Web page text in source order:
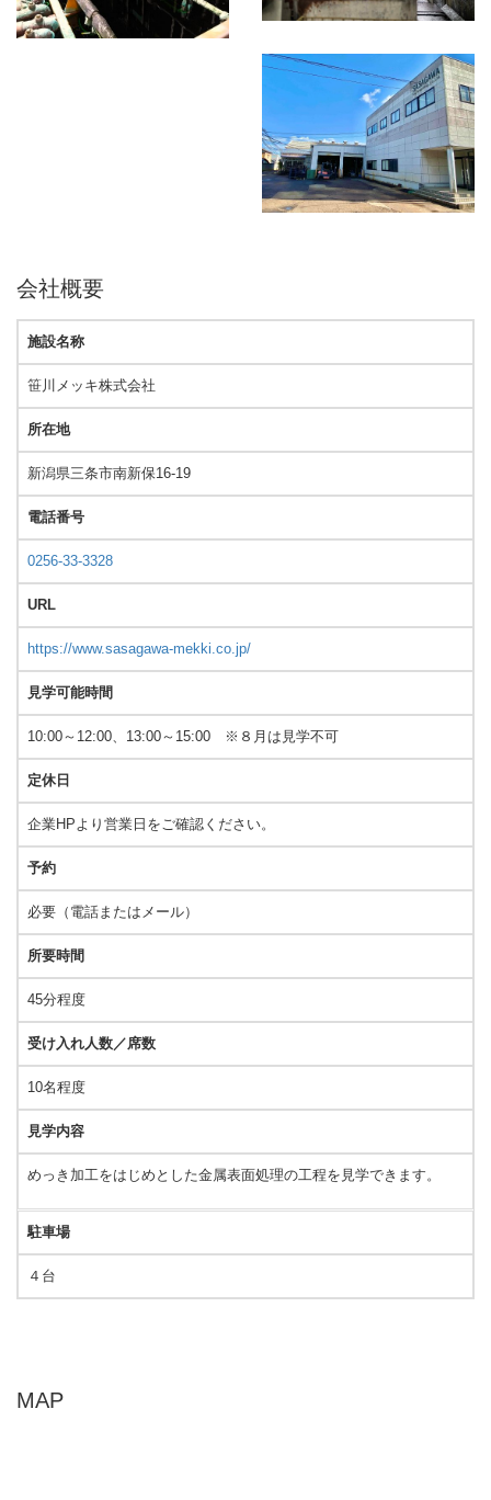
会社概要
施設名称
笹川メッキ株式会社
所在地
新潟県三条市南新保16-19
電話番号
0256-33-3328
URL
https://www.sasagawa-mekki.co.jp/
見学可能時間
10:00～12:00、13:00～15:00 ※８月は見学不可
定休日
企業HPより営業日をご確認ください。
予約
必要（電話またはメール）
所要時間
45分程度
受け入れ人数／席数
10名程度
見学内容
めっき加工をはじめとした金属表面処理の工程を見学できます。
駐車場
４台
MAP